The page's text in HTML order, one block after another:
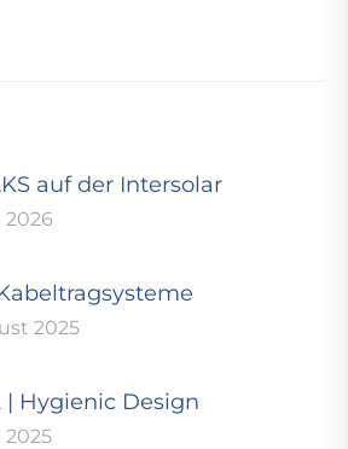
auf der Intersolar
2026
2025
| Hygienic Design
2025